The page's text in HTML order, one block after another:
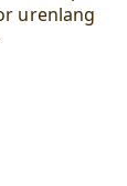
urenlang